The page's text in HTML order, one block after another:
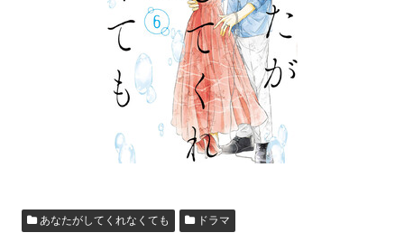
あなたがしてくれなくても ドラマ